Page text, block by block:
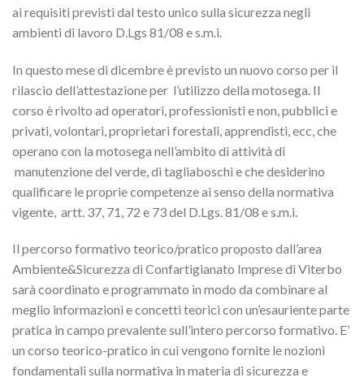
ai requisiti previsti dal testo unico sulla sicurezza negli
ambienti di lavoro D.Lgs 81/08 e s.m.i.
In questo mese di dicembre è previsto un nuovo corso per il
rilascio dell’attestazione per l’utilizzo della motosega. Il
corso è rivolto ad operatori, professionisti e non, pubblici e
privati, volontari, proprietari forestali, apprendisti, ecc, che
operano con la motosega nell’ambito di attività di
manutenzione del verde, di tagliaboschi e che desiderino
qualificare le proprie competenze ai senso della normativa
vigente, artt. 37, 71, 72 e 73 del D.Lgs. 81/08 e s.m.i.
Il percorso formativo teorico/pratico proposto dall’area
Ambiente&Sicurezza di Confartigianato Imprese di Viterbo
sarà coordinato e programmato in modo da combinare al
meglio informazioni e concetti teorici con un’esauriente parte
pratica in campo prevalente sull’intero percorso formativo. E’
un corso teorico-pratico in cui vengono fornite le nozioni
fondamentali sulla normativa in materia di sicurezza e